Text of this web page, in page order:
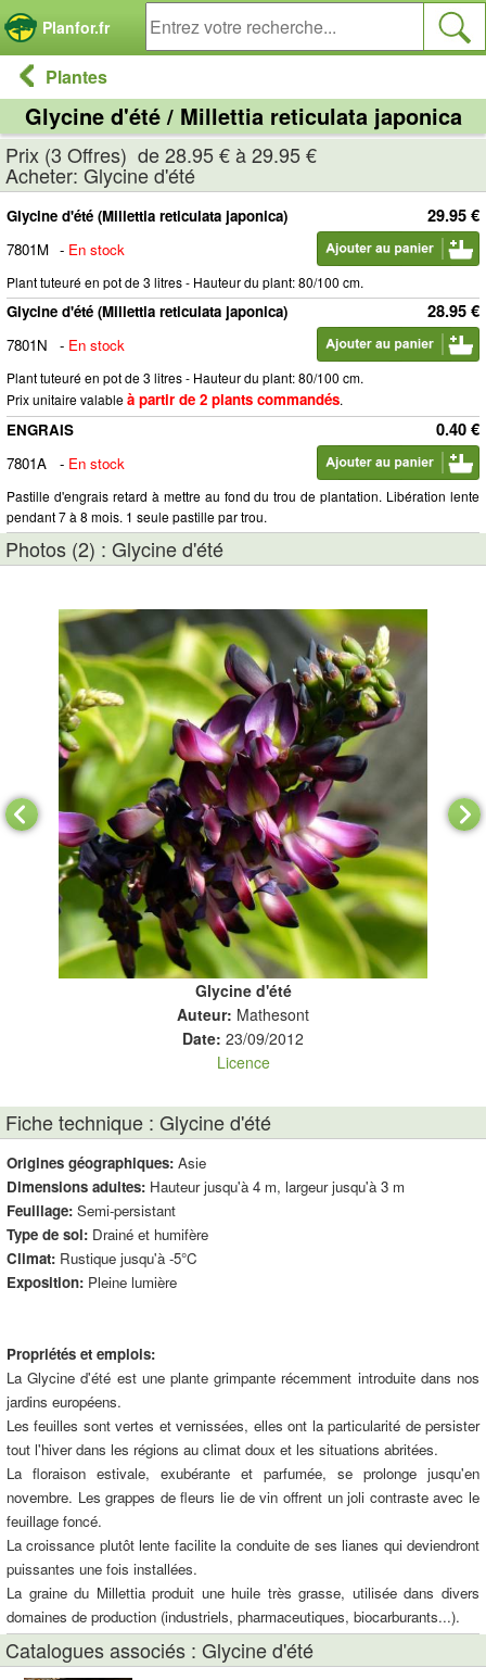
Planfor.fr
Plantes
Glycine d'été / Millettia reticulata japonica
Prix (3 Offres) de 28.95 € à 29.95 €
Acheter: Glycine d'été
29.95 €
Glycine d'été (Millettia reticulata japonica)
7801M - En stock
Plant tuteuré en pot de 3 litres - Hauteur du plant: 80/100 cm.
28.95 €
Glycine d'été (Millettia reticulata japonica)
7801N
- En stock
Plant tuteuré en pot de 3 litres - Hauteur du plant: 80/100 cm.
Prix unitaire valableà partir de 2 plants commandés.
0.40 €
ENGRAIS
7801A
- En stock
Pastille d'engrais retard à mettre au fond du trou de plantation. Libération lente
pendant 7 à 8 mois. 1 seule pastille par trou.
Photos (2) : Glycine d'été
Glycine d'été
Auteur: Mathesont
Date: 23/09/2012
Licence
Fiche technique : Glycine d'été
Origines géographiques: Asie
Dimensions adultes: Hauteur jusqu'à 4 m, largeur jusqu'à 3 m
Feuillage: Semi-persistant
Type de sol: Drainé et humifère
Climat: Rustique jusqu'à -5°C
Exposition: Pleine lumière
Propriétés et emplois:
La Glycine d'été est une plante grimpante récemment introduite dans nos
jardins européens.
Les feuilles sont vertes et vernissées, elles ont la particularité de persister
tout l'hiver dans les régions au climat doux et les situations abritées.
La floraison estivale, exubérante et parfumée, se prolonge jusqu'en
novembre. Les grappes de fleurs lie de vin offrent un joli contraste avec le
feuillage foncé.
La croissance plutôt lente facilite la conduite de ses lianes qui deviendront
puissantes une fois installées.
La graine du Millettia produit une huile très grasse, utilisée dans divers
domaines de production (industriels, pharmaceutiques, biocarburants...).
Catalogues associés : Glycine d'été
Panneau de gestion des cookies